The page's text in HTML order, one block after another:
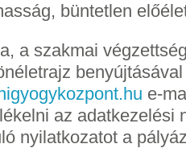
büntetlen
a szakmai
e-
az adatkezelési
nyilatkozatot a